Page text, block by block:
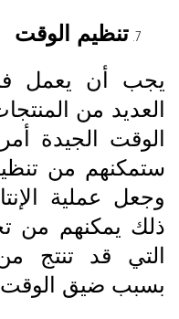
تنظيم الوقت
يجب أن يعمل
العديد من
الوقت الجيدة
ستمكنهم من
وجعل عملية
ذلك يمكنهم من
التي قد تنتج
بسبب ضيق